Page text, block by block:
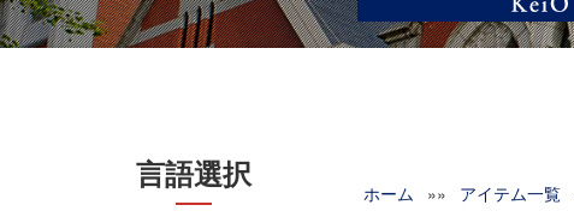
言語選択
ホーム »» アイテム一覧